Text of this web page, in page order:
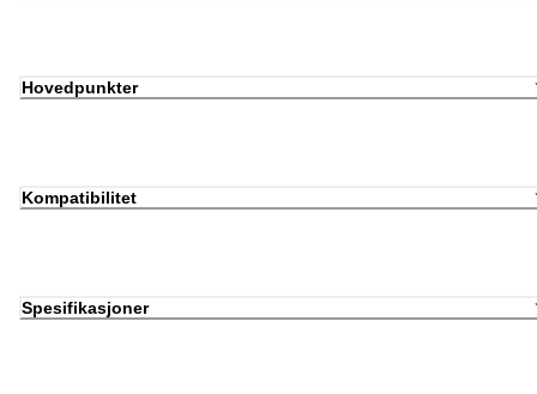
Hovedpunkter
Kompatibilitet
Spesifikasjoner